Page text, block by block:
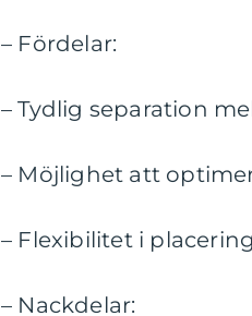
– Fördelar:
– Tydlig separation
– Möjlighet att
– Flexibilitet i
– Nackdelar: